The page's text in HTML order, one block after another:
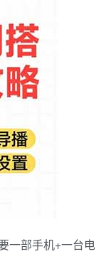
一部手机+一台电